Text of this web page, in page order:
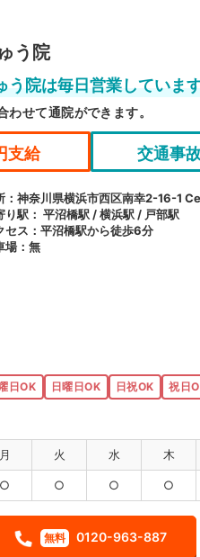
う院
う院は毎日営業していま
せて通院ができます。
支給 交通事
：神奈川県横浜市西区南幸2-16-1
り駅： 平沼橋駅 / 横浜駅 / 戸部駅
セス：平沼橋駅から徒歩6分
場：無
日OK 日曜日OK 日祝OK 祝日
月 火 水 木
○ ○ ○ ○
無料 0120-963-887